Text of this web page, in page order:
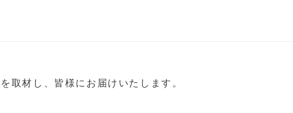
取材し、皆様にお届けいたします。